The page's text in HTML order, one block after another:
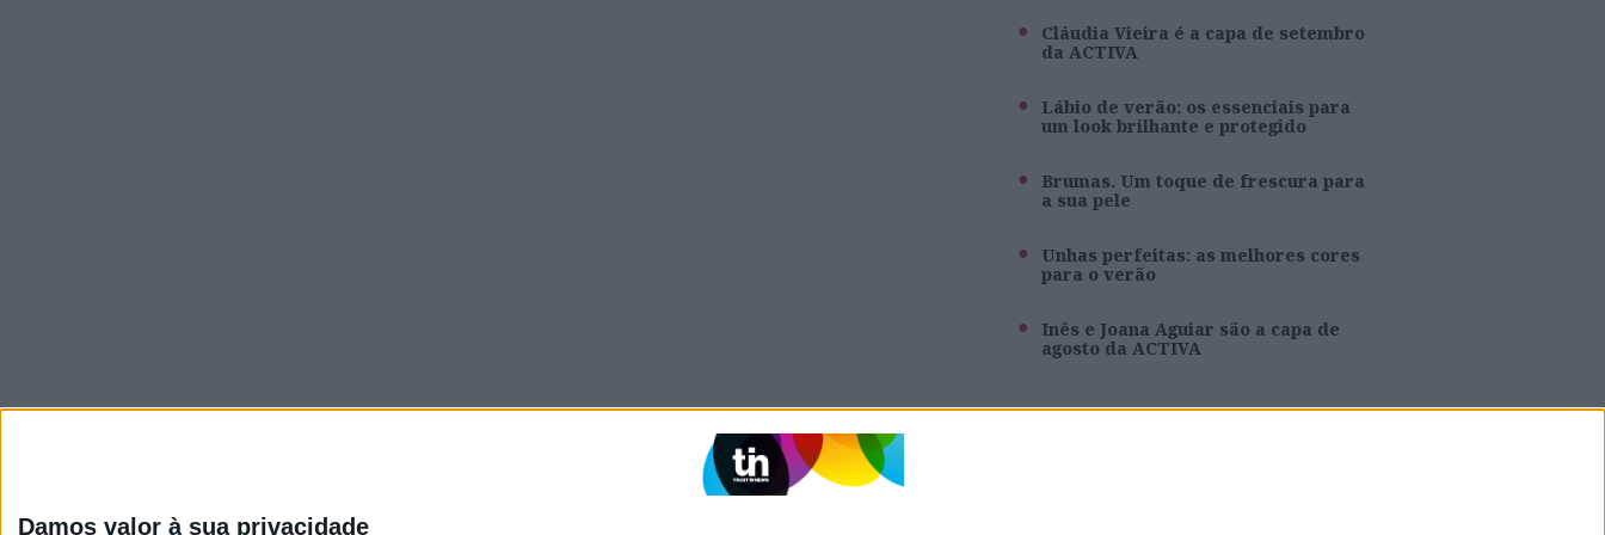
Damos valor à sua privacidade
Cláudia Vieira é a capa de setembro
da ACTIVA
Lábio de verão: os essenciais para
um look brilhante e protegido
Brumas. Um toque de frescura para
a sua pele
Unhas perfeitas: as melhores cores
para o verão
Inês e Joana Aguiar são a capa de
agosto da ACTIVA
SITES DO GRUPO TRUST IN NEWS